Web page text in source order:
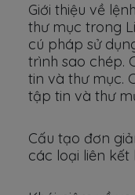
Giới thiệu về
thư mục trong
cú pháp sử
trình sao chép.
tin và thư mục.
tập tin và thư
Cấu tạo đơn
các loại liên kết